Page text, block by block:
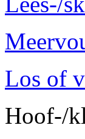
Los of
Hoof-/